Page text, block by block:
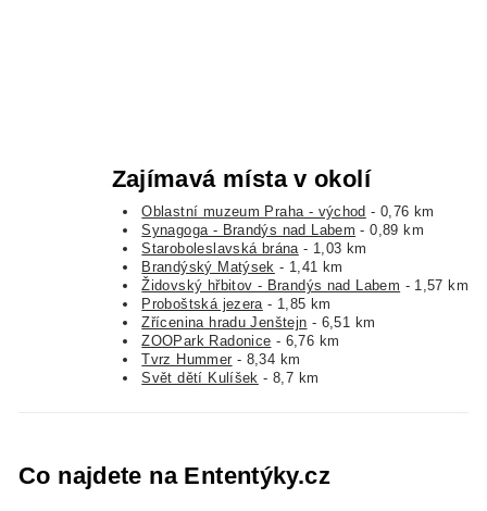
Zajímavá místa v okolí
Oblastní muzeum Praha - východ - 0,76 km
Synagoga - Brandýs nad Labem - 0,89 km
Staroboleslavská brána- 1,03 km
Brandýský Matýsek - 1,41 km
Židovský hřbitov - Brandýs nad Labem - 1,57 km
Proboštská jezera- 1,85 km
Zřícenina hradu Jenštejn - 6,51 km
ZOOPark Radonice - 6,76 km
Tvrz Hummer - 8,34 km
Svět dětí Kulíšek - 8,7 km
Co najdete na Ententýky.cz